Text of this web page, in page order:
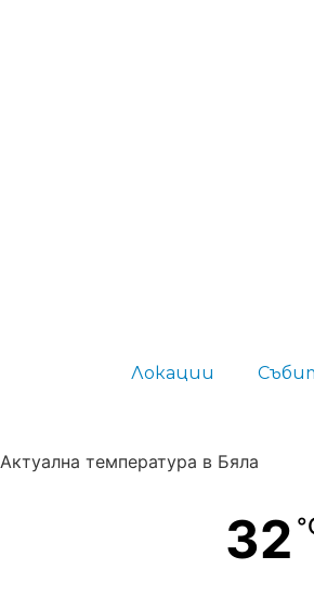
Локации
Актуална температура в Бяла
32